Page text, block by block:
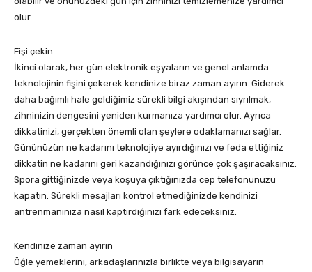
olur.
Fişi çekin
İkinci olarak, her gün elektronik eşyaların ve genel anlamda
teknolojinin fişini çekerek kendinize biraz zaman ayırın. Giderek
daha bağımlı hale geldiğimiz sürekli bilgi akışından sıyrılmak,
zihninizin dengesini yeniden kurmanıza yardımcı olur. Ayrıca
dikkatinizi, gerçekten önemli olan şeylere odaklamanızı sağlar.
Gününüzün ne kadarını teknolojiye ayırdığınızı ve feda ettiğiniz
dikkatin ne kadarını geri kazandığınızı görünce çok şaşıracaksınız.
Spora gittiğinizde veya koşuya çıktığınızda cep telefonunuzu
kapatın. Sürekli mesajları kontrol etmediğinizde kendinizi
antrenmanınıza nasıl kaptırdığınızı fark edeceksiniz.
Kendinize zaman ayırın
Öğle yemeklerini, arkadaşlarınızla birlikte veya bilgisayarın